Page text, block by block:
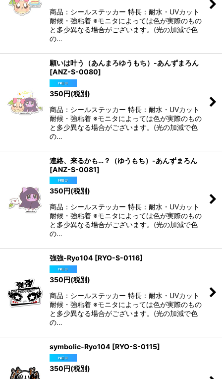
商品：シールステッカー 特長：耐水・UVカット
耐候・強粘着 ※モニタによっては色が実際のもの
と多少異なる場合がございます。(光の加減で色
の…
願いは叶う（あんまろゆうもち）-あんずまろん
[ANZ-S-0080]
350円(税別)
商品：シールステッカー 特長：耐水・UVカット
耐候・強粘着 ※モニタによっては色が実際のもの
と多少異なる場合がございます。(光の加減で色
の…
連絡、来るかも…？（ゆうもち）-あんずまろん
[ANZ-S-0081]
350円(税別)
商品：シールステッカー 特長：耐水・UVカット
耐候・強粘着 ※モニタによっては色が実際のもの
と多少異なる場合がございます。(光の加減で色
の…
強強-Ryo104 [RYO-S-0116]
350円(税別)
商品：シールステッカー 特長：耐水・UVカット
耐候・強粘着 ※モニタによっては色が実際のもの
と多少異なる場合がございます。(光の加減で色
の…
symbolic-Ryo104 [RYO-S-0115]
350円(税別)